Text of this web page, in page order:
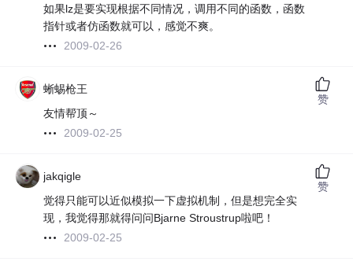
如果lz是要实现根据不同情况，调用不同的函数，函数
指针或者仿函数就可以，感觉不爽。
2009-02-26
蜥蜴枪王
友情帮顶～
2009-02-25
赞
jakqigle
觉得只能可以近似模拟一下虚拟机制，但是想完全实
现，我觉得那就得问问Bjarne Stroustrup啦吧！
2009-02-25
赞